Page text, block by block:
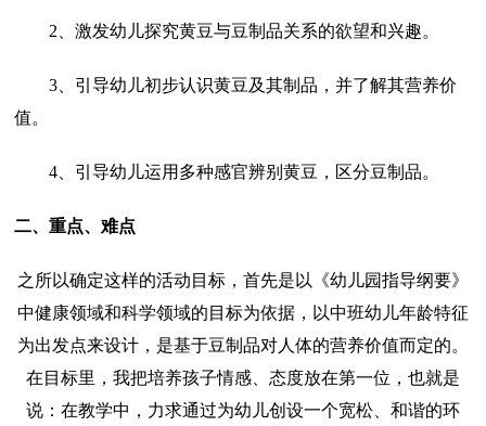
2、激发幼儿探究黄豆与豆制品关系的欲望和兴趣。
3、引导幼儿初步认识黄豆及其制品，并了解其营养价
值。
4、引导幼儿运用多种感官辨别黄豆，区分豆制品。
二、重点、难点
之所以确定这样的活动目标，首先是以《幼儿园指导纲要》
中健康领域和科学领域的目标为依据，以中班幼儿年龄特征
为出发点来设计，是基于豆制品对人体的营养价值而定的。
在目标里，我把培养孩子情感、态度放在第一位，也就是
说：在教学中，力求通过为幼儿创设一个宽松、和谐的环